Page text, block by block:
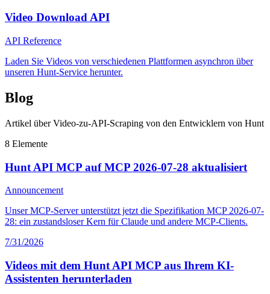
Video Download API
API Reference
Laden Sie Videos von verschiedenen Plattformen asynchron über
unseren Hunt-Service herunter.
Blog
Artikel über Video-zu-API-Scraping von den Entwicklern von Hunt
8 Elemente
Hunt API MCP auf MCP 2026-07-28 aktualisiert
Announcement
Unser MCP-Server unterstützt jetzt die Spezifikation MCP 2026-07-
28: ein zustandsloser Kern für Claude und andere MCP-Clients.
7/31/2026
Videos mit dem Hunt API MCP aus Ihrem KI-
Assistenten herunterladen